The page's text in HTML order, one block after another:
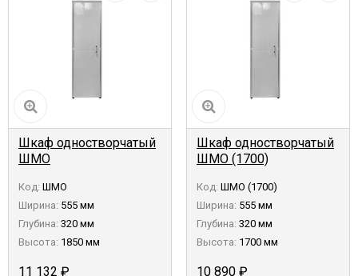
Шкаф одностворчатый
ШМО
Код: ШМО
Ширина: 555 мм
Глубина: 320 мм
Высота: 1850 мм
11 132 ₽
Шкаф одностворчатый
ШМО (1700)
Код: ШМО (1700)
Ширина: 555 мм
Глубина: 320 мм
Высота: 1700 мм
10 890 ₽